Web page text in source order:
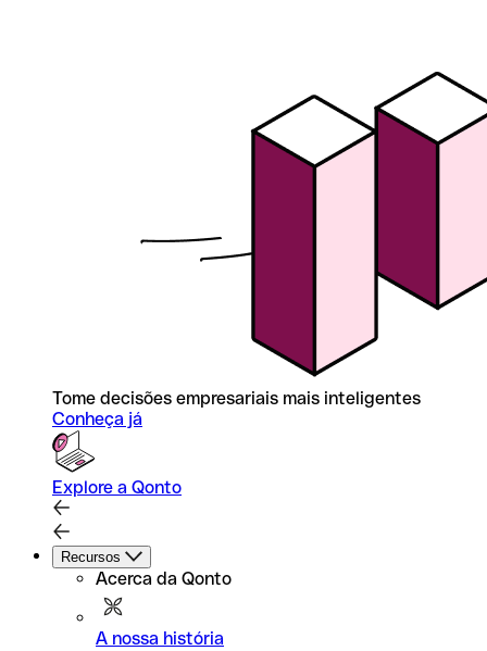
Tome decisões empresariais mais inteligentes
Conheça já
Explore a Qonto
Recursos
Acerca da Qonto
A nossa história